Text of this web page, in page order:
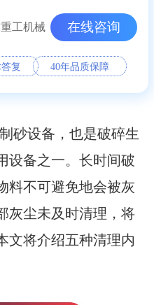
工机械 在线咨询
复 40年品质保障
砂设备，也是破碎生
设备之一。长时间破
料不可避免地会被灰
灰尘未及时清理，将
文将介绍五种清理内